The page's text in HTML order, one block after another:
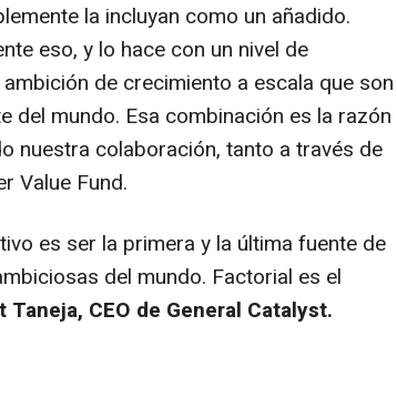
la incluyan como un añadido.
eso, y lo hace con un nivel de
de crecimiento a escala que son
del mundo. Esa combinación es la razón
nuestra colaboración, tanto a través de
Value Fund.
es ser la primera y la última fuente de
del mundo. Factorial es el
Taneja, CEO de General Catalyst.